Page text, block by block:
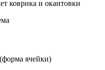
коврика и окантовки
ячейки)